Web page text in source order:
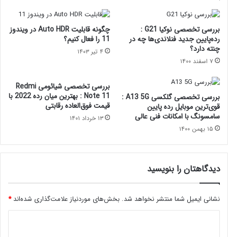
بررسی تخصصی نوکیا G21 :
رده‌پایین جدید فنلاندی‌ها چه در
چنته دارد؟
۷ اسفند ۱۴۰۰
چگونه قابلیت Auto HDR در ویندوز
11 را فعال کنیم؟
۴ تیر ۱۴۰۳
بررسی تخصصی گلکسی A13 5G :
قوی‌ترین موبایل رده پایین
سامسونگ با امکانات فنی عالی
۱۵ بهمن ۱۴۰۰
بررسی تخصصی شیائومی Redmi
Note 11 : بهترین میان رده 2022 با
قیمت فوق‌‌العاده رقابتی
۱۳ خرداد ۱۴۰۱
دیدگاهتان را بنویسید
نشانی ایمیل شما منتشر نخواهد شد. بخش‌های موردنیاز علامت‌گذاری شده‌اند*